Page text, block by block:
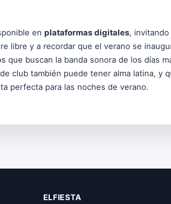
en plataformas digitales,
libre y a recordar que el verano se
que buscan la banda sonora de los días
club también puede tener alma latina, y
perfecta para las noches de verano.
ELFIESTA